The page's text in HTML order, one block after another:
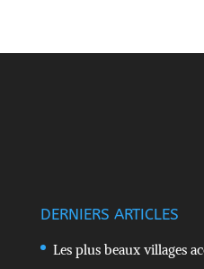
DERNIERS ARTICLES
Les plus beaux villages